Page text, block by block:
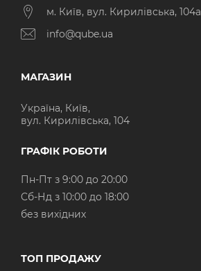
м. Київ, вул. Кирилівська, 104а
info@qube.ua
МАГАЗИН
Україна, Київ,
вул. Кирилівська, 104
ГРАФІК РОБОТИ
Пн-Пт з 9:00 до 20:00
Cб-Нд з 10:00 до 18:00
без вихідних
ТОП ПРОДАЖУ